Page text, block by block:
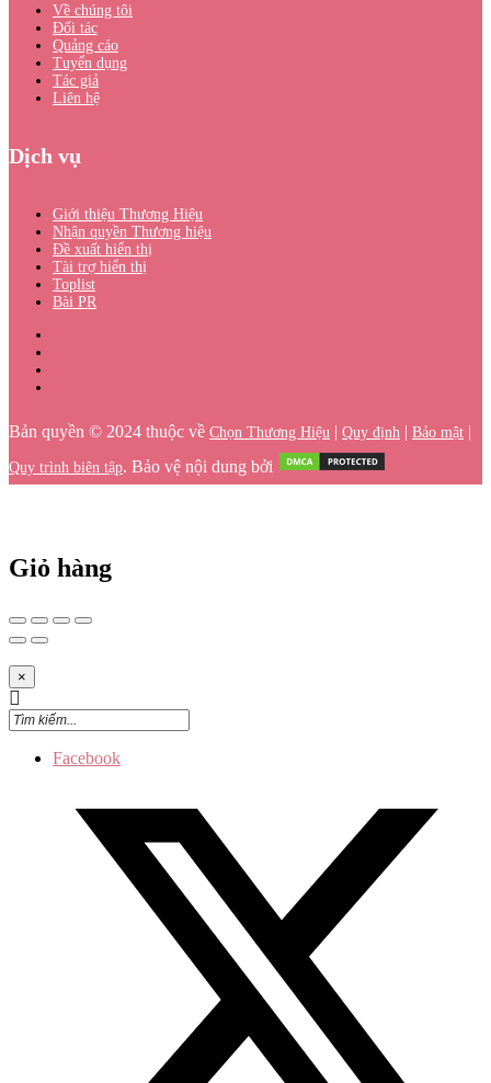
Về chúng tôi
Đối tác
Quảng cáo
Tuyển dụng
Tác giả
Liên hệ
Dịch vụ
Giới thiệu Thương Hiệu
Nhận quyền Thương hiệu
Đề xuất hiển thị
Tài trợ hiển thị
Toplist
Bài PR
Bản quyền © 2024 thuộc về Chọn Thương Hiệu | Quy định | Bảo mật |
Quy trình biên tập. Bảo vệ nội dung bởi
Giỏ hàng
×
Facebook